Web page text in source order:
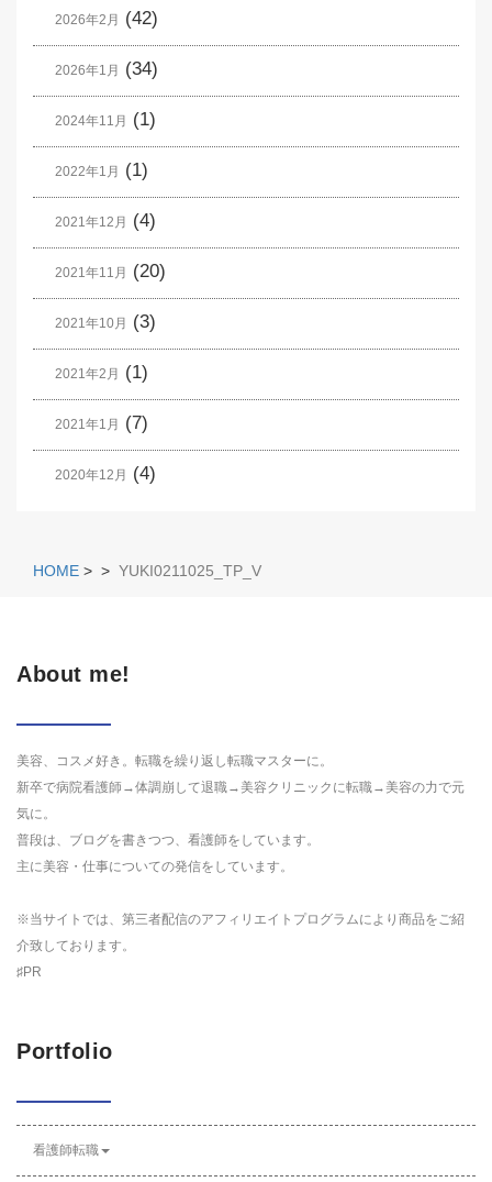
2026年2月 (42)
2026年1月 (34)
2024年11月 (1)
2022年1月 (1)
2021年12月 (4)
2021年11月 (20)
2021年10月 (3)
2021年2月 (1)
2021年1月 (7)
2020年12月 (4)
HOME > > YUKI0211025_TP_V
About me!
美容、コスメ好き。転職を繰り返し転職マスターに。
新卒で病院看護師→体調崩して退職→美容クリニックに転職→美容の力で元
気に。
普段は、ブログを書きつつ、看護師をしています。
主に美容・仕事についての発信をしています。
※当サイトでは、第三者配信のアフィリエイトプログラムにより商品をご紹
介致しております。
♯PR
Portfolio
看護師転職